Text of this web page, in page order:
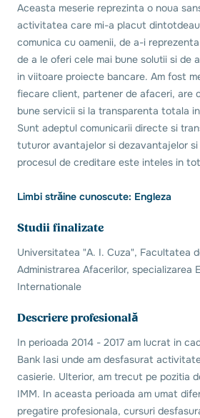
Aceasta meserie reprezinta o noua
activitatea care mi-a placut
comunica cu oamenii, de a-i
de a le oferi cele mai bune solutii si de
in viitoare proiecte bancare. Am fost
fiecare client, partener de afaceri, are
bune servicii si la transparenta totala
Sunt adeptul comunicarii directe si
tuturor avantajelor si dezavantajelor si
procesul de creditare este inteles in
Limbi străine cunoscute: Engleza
Studii finalizate
Universitatea "A. I. Cuza", Facultatea
Administrarea Afacerilor, specializarea
Internationale
Descriere profesională
In perioada 2014 - 2017 am lucrat in
Bank Iasi unde am desfasurat
casierie. Ulterior, am trecut pe pozitia
IMM. In aceasta perioada am umat
pregatire profesionala, cursuri